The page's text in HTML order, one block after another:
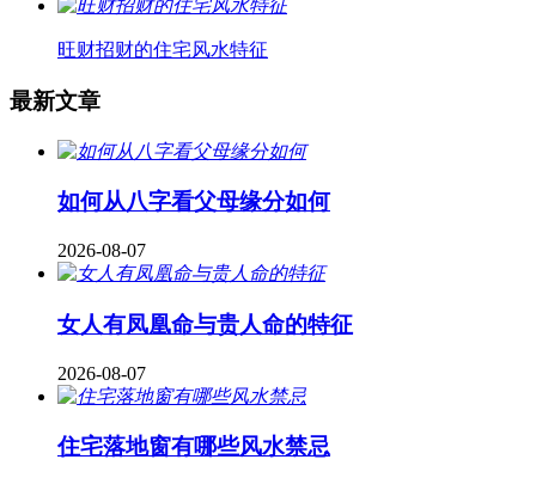
旺财招财的住宅风水特征
最新文章
如何从八字看父母缘分如何
2026-08-07
女人有凤凰命与贵人命的特征
2026-08-07
住宅落地窗有哪些风水禁忌